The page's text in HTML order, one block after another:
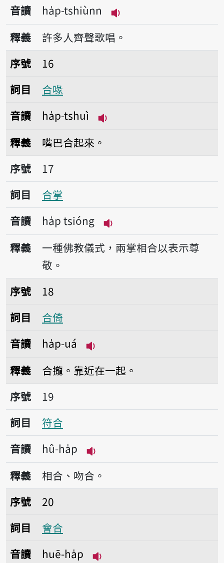
音讀
ha̍p-tshiùnn
播放音讀ha̍p-tshiùnn
釋義
許多人齊聲歌唱。
序號16合喙
序號
16
詞目
合喙
音讀
ha̍p-tshuì
釋義
嘴巴合起來。
序號17合掌
序號
17
詞目
合掌
音讀
ha̍p tsióng
播放音讀ha̍p tsióng
釋義
一種佛教儀式，兩掌相合以表示尊
敬。
序號18合倚
序號
18
詞目
合倚
音讀
ha̍p-uá
釋義
合攏。靠近在一起。
序號19符合
序號
19
詞目
符合
音讀
hû-ha̍p
播放音讀hû-ha̍p
釋義
相合、吻合。
序號20會合
序號
20
詞目
會合
音讀
huē-ha̍p